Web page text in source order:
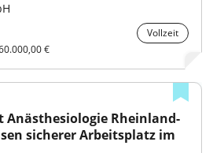
Vollzeit
€
Anästhesiologie Rheinland-
sicherer Arbeitsplatz im